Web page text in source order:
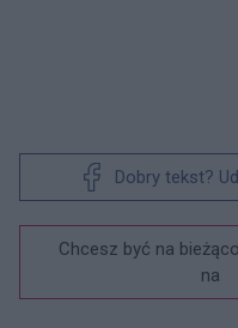
Dobry tekst?
Chcesz być na
na